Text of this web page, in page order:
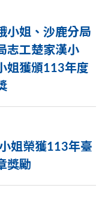
小姐、沙鹿分局
志工楚家漢小
姐獲頒113年度
姐榮獲113年臺
獎勵